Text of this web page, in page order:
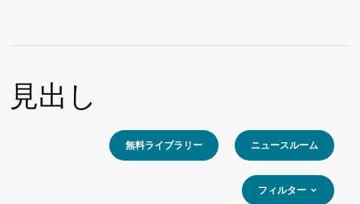
見出し
無料ライブラリー ニュースルーム
フィルター